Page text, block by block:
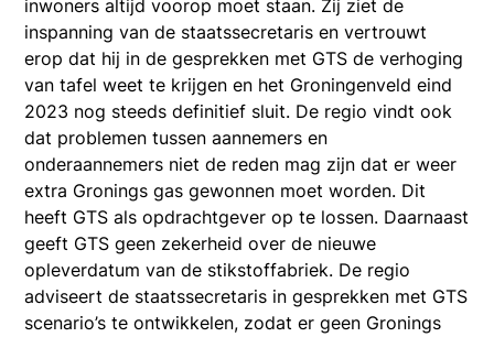
inwoners altijd voorop moet staan. Zij ziet de
inspanning van de staatssecretaris en vertrouwt
erop dat hij in de gesprekken met GTS de verhoging
van tafel weet te krijgen en het Groningenveld eind
2023 nog steeds definitief sluit. De regio vindt ook
dat problemen tussen aannemers en
onderaannemers niet de reden mag zijn dat er weer
extra Gronings gas gewonnen moet worden. Dit
heeft GTS als opdrachtgever op te lossen. Daarnaast
geeft GTS geen zekerheid over de nieuwe
opleverdatum van de stikstoffabriek. De regio
adviseert de staatssecretaris in gesprekken met GTS
scenario’s te ontwikkelen, zodat er geen Gronings